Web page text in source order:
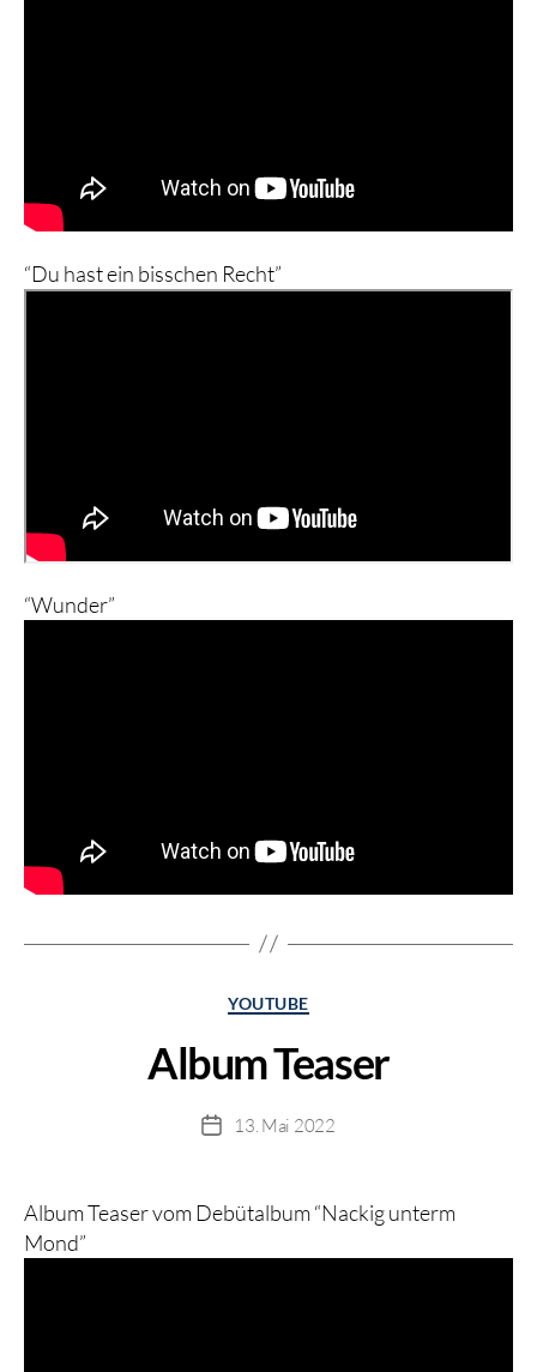
“Du hast ein bisschen Recht”
“Wunder”
Kategorien
YOUTUBE
Album Teaser
Beitragsdatum
13. Mai 2022
Album Teaser vom Debütalbum “Nackig unterm
Mond”